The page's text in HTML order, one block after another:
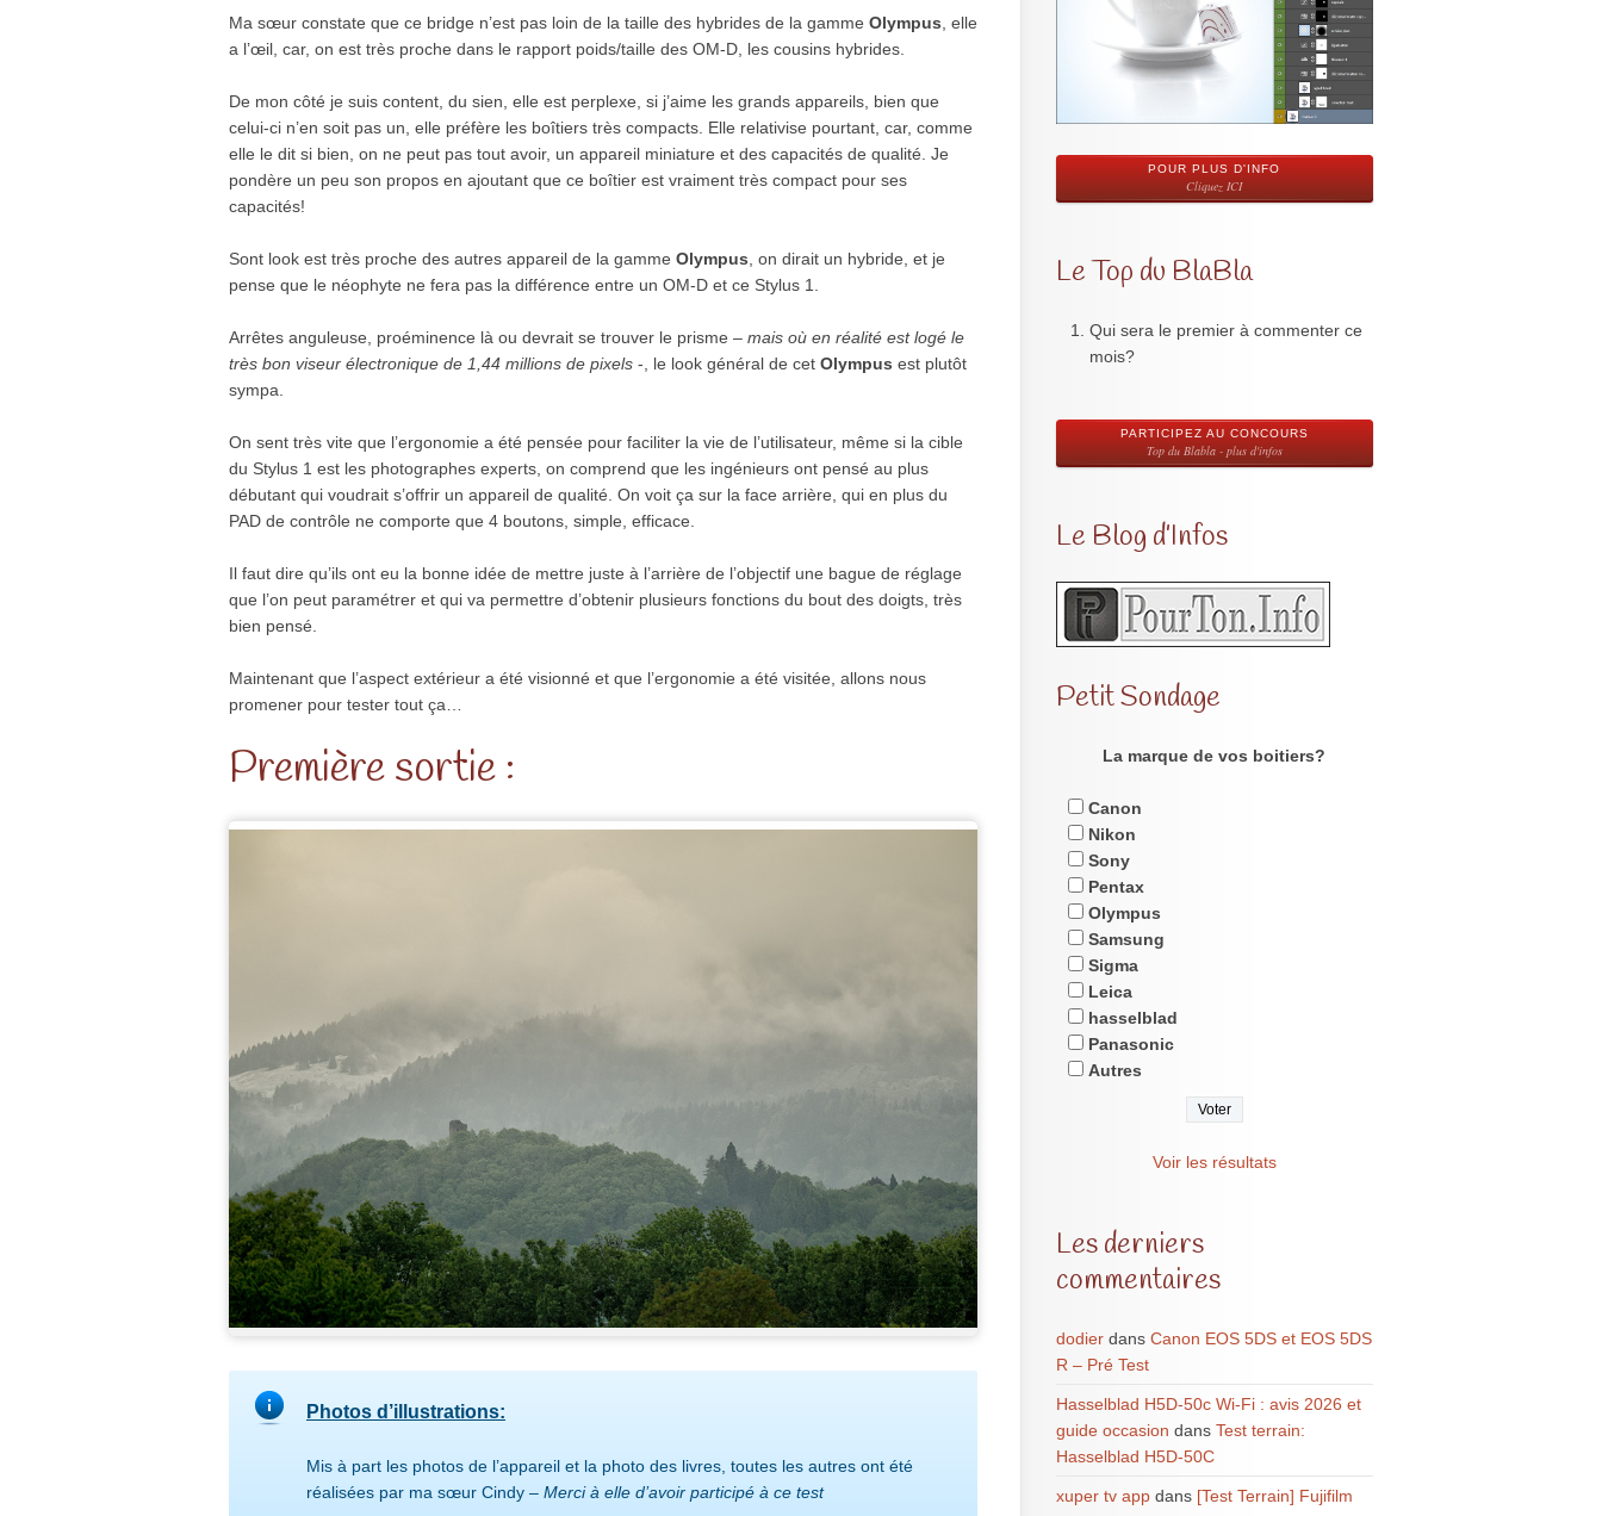
Ma sœur constate que ce bridge n’est pas loin de la taille des hybrides de la gamme Olympus , elle
a l’œil, car, on est très proche dans le rapport poids/taille des OM-D, les cousins hybrides.
De mon côté je suis content, du sien, elle est perplexe, si j’aime les grands appareils, bien que
celui-ci n’en soit pas un, elle préfère les boîtiers très compacts. Elle relativise pourtant, car, comme
elle le dit si bien, on ne peut pas tout avoir, un appareil miniature et des capacités de qualité. Je
pondère un peu son propos en ajoutant que ce boîtier est vraiment très compact pour ses
capacités!
Sont look est très proche des autres appareil de la gamme Olympus , on dirait un hybride, et je
pense que le néophyte ne fera pas la différence entre un OM-D et ce Stylus 1.
Arrêtes anguleuse, proéminence là ou devrait se trouver le prisme – mais où en réalité est logé le
très bon viseur électronique de 1,44 millions de pixels -, le look général de cet Olympus est plutôt
sympa.
On sent très vite que l’ergonomie a été pensée pour faciliter la vie de l’utilisateur, même si la cible
du Stylus 1 est les photographes experts, on comprend que les ingénieurs ont pensé au plus
débutant qui voudrait s’offrir un appareil de qualité. On voit ça sur la face arrière, qui en plus du
PAD de contrôle ne comporte que 4 boutons, simple, efficace.
Il faut dire qu’ils ont eu la bonne idée de mettre juste à l’arrière de l’objectif une bague de réglage
que l’on peut paramétrer et qui va permettre d’obtenir plusieurs fonctions du bout des doigts, très
bien pensé.
Maintenant que l’aspect extérieur a été visionné et que l’ergonomie a été visitée, allons nous
promener pour tester tout ça…
Première sortie :
Photos d’illustrations:
Mis à part les photos de l’appareil et la photo des livres, toutes les autres ont été
réalisées par ma sœur Cindy – Merci à elle d’avoir participé à ce test
POUR PLUS D'INFO
Cliquez ICI
Le Top du BlaBla
Qui sera le premier à commenter ce
mois?
PARTICIPEZ AU CONCOURS
Top du Blabla - plus d'infos
Le Blog d’Infos
Petit Sondage
La marque de vos boitiers?
Canon
Nikon
Sony
Pentax
Olympus
Samsung
Sigma
Leica
hasselblad
Panasonic
Autres
Voir les résultats
Les derniers
commentaires
dodierdans Canon EOS 5DS et EOS 5DS
R – Pré Test
Hasselblad H5D-50c Wi-Fi : avis 2026 et
guide occasion dans Test terrain:
Hasselblad H5D-50C
xuper tv appdans [Test Terrain] Fujifilm